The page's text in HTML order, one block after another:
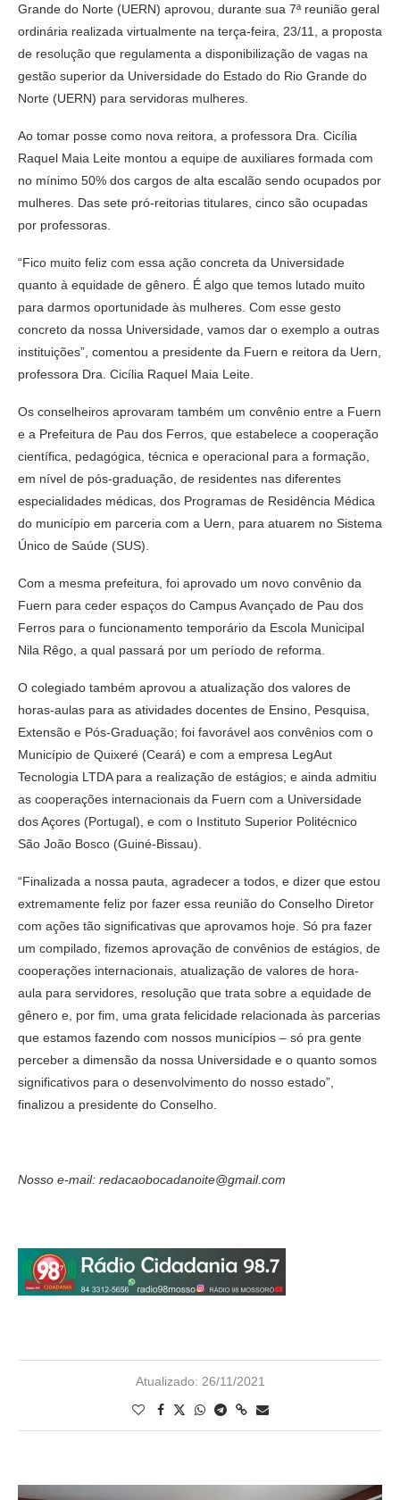
Grande do Norte (UERN) aprovou, durante sua 7ª reunião geral
ordinária realizada virtualmente na terça-feira, 23/11, a proposta
de resolução que regulamenta a disponibilização de vagas na
gestão superior da Universidade do Estado do Rio Grande do
Norte (UERN) para servidoras mulheres.
Ao tomar posse como nova reitora, a professora Dra. Cicília
Raquel Maia Leite montou a equipe de auxiliares formada com
no mínimo 50% dos cargos de alta escalão sendo ocupados por
mulheres. Das sete pró-reitorias titulares, cinco são ocupadas
por professoras.
“Fico muito feliz com essa ação concreta da Universidade
quanto à equidade de gênero. É algo que temos lutado muito
para darmos oportunidade às mulheres. Com esse gesto
concreto da nossa Universidade, vamos dar o exemplo a outras
instituições”, comentou a presidente da Fuern e reitora da Uern,
professora Dra. Cicília Raquel Maia Leite.
Os conselheiros aprovaram também um convênio entre a Fuern
e a Prefeitura de Pau dos Ferros, que estabelece a cooperação
científica, pedagógica, técnica e operacional para a formação,
em nível de pós-graduação, de residentes nas diferentes
especialidades médicas, dos Programas de Residência Médica
do município em parceria com a Uern, para atuarem no Sistema
Único de Saúde (SUS).
Com a mesma prefeitura, foi aprovado um novo convênio da
Fuern para ceder espaços do Campus Avançado de Pau dos
Ferros para o funcionamento temporário da Escola Municipal
Nila Rêgo, a qual passará por um período de reforma.
O colegiado também aprovou a atualização dos valores de
horas-aulas para as atividades docentes de Ensino, Pesquisa,
Extensão e Pós-Graduação; foi favorável aos convênios com o
Município de Quixeré (Ceará) e com a empresa LegAut
Tecnologia LTDA para a realização de estágios; e ainda admitiu
as cooperações internacionais da Fuern com a Universidade
dos Açores (Portugal), e com o Instituto Superior Politécnico
São João Bosco (Guiné-Bissau).
“Finalizada a nossa pauta, agradecer a todos, e dizer que estou
extremamente feliz por fazer essa reunião do Conselho Diretor
com ações tão significativas que aprovamos hoje. Só pra fazer
um compilado, fizemos aprovação de convênios de estágios, de
cooperações internacionais, atualização de valores de hora-
aula para servidores, resolução que trata sobre a equidade de
gênero e, por fim, uma grata felicidade relacionada às parcerias
que estamos fazendo com nossos municípios – só pra gente
perceber a dimensão da nossa Universidade e o quanto somos
significativos para o desenvolvimento do nosso estado”,
finalizou a presidente do Conselho.
Nosso e-mail: redacaobocadanoite@gmail.com
Atualizado: 26/11/2021